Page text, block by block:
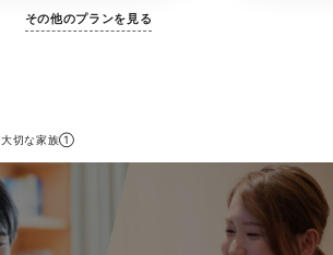
その他のプランを見る
大切な家族①